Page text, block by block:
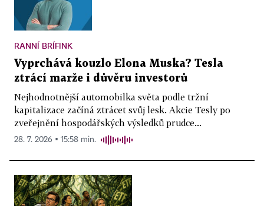
RANNÍ BRÍFINK
Vyprchává kouzlo Elona Muska? Tesla
ztrácí marže i důvěru investorů
Nejhodnotnější automobilka světa podle tržní
kapitalizace začíná ztrácet svůj lesk. Akcie Tesly po
zveřejnění hospodářských výsledků prudce...
28. 7. 2026 ▪ 15:58 min.